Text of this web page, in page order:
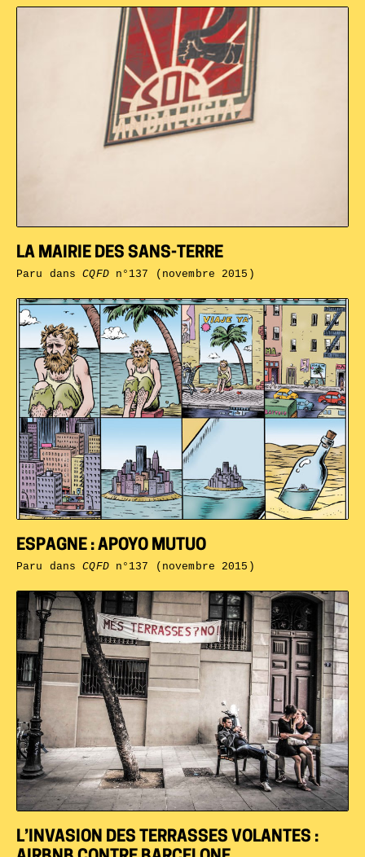
L’INVASION DES TERRASSES VOLANTES :
ESPAGNE : APOYO MUTUO
Paru dansCQFDn°137 (novembre 2015)
LA MAIRIE DES SANS-TERRE
Paru dansCQFDn°137 (novembre 2015)